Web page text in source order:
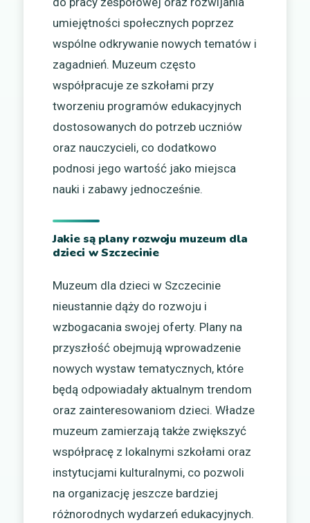
umiejętności społecznych poprzez
wspólne odkrywanie nowych tematów i
zagadnień. Muzeum często
współpracuje ze szkołami przy
tworzeniu programów edukacyjnych
dostosowanych do potrzeb uczniów
oraz nauczycieli, co dodatkowo
podnosi jego wartość jako miejsca
nauki i zabawy jednocześnie.
Jakie są plany rozwoju muzeum dla
dzieci w Szczecinie
Muzeum dla dzieci w Szczecinie
nieustannie dąży do rozwoju i
wzbogacania swojej oferty. Plany na
przyszłość obejmują wprowadzenie
nowych wystaw tematycznych, które
będą odpowiadały aktualnym trendom
oraz zainteresowaniom dzieci. Władze
muzeum zamierzają także zwiększyć
współpracę z lokalnymi szkołami oraz
instytucjami kulturalnymi, co pozwoli
na organizację jeszcze bardziej
różnorodnych wydarzeń edukacyjnych.